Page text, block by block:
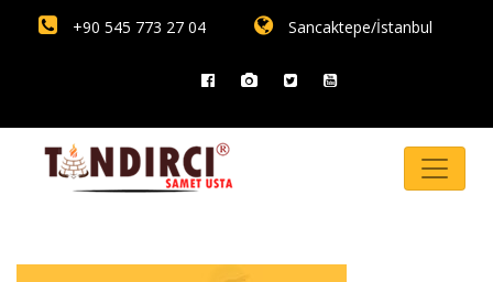
+90 545 773 27 04 Sancaktepe/İstanbul